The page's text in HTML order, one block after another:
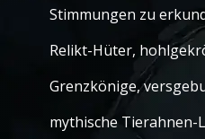
Stimmungen zu
Relikt-Hüter,
Grenzkönige,
mythische Tierahnen-